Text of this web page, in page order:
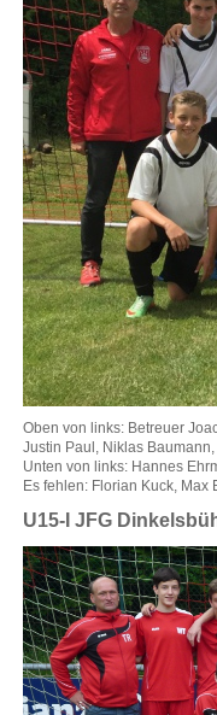
Oben von links: Betreuer
Justin Paul, Niklas
Unten von links: Hannes
Es fehlen: Florian Kuck,
U15-I JFG